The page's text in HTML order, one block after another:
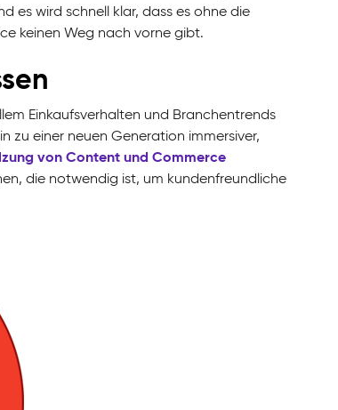
es wird schnell klar, dass es ohne die
keinen Weg nach vorne gibt.
Einkaufsverhalten und Branchentrends
zu einer neuen Generation immersiver,
von Content und Commerce
die notwendig ist, um kundenfreundliche